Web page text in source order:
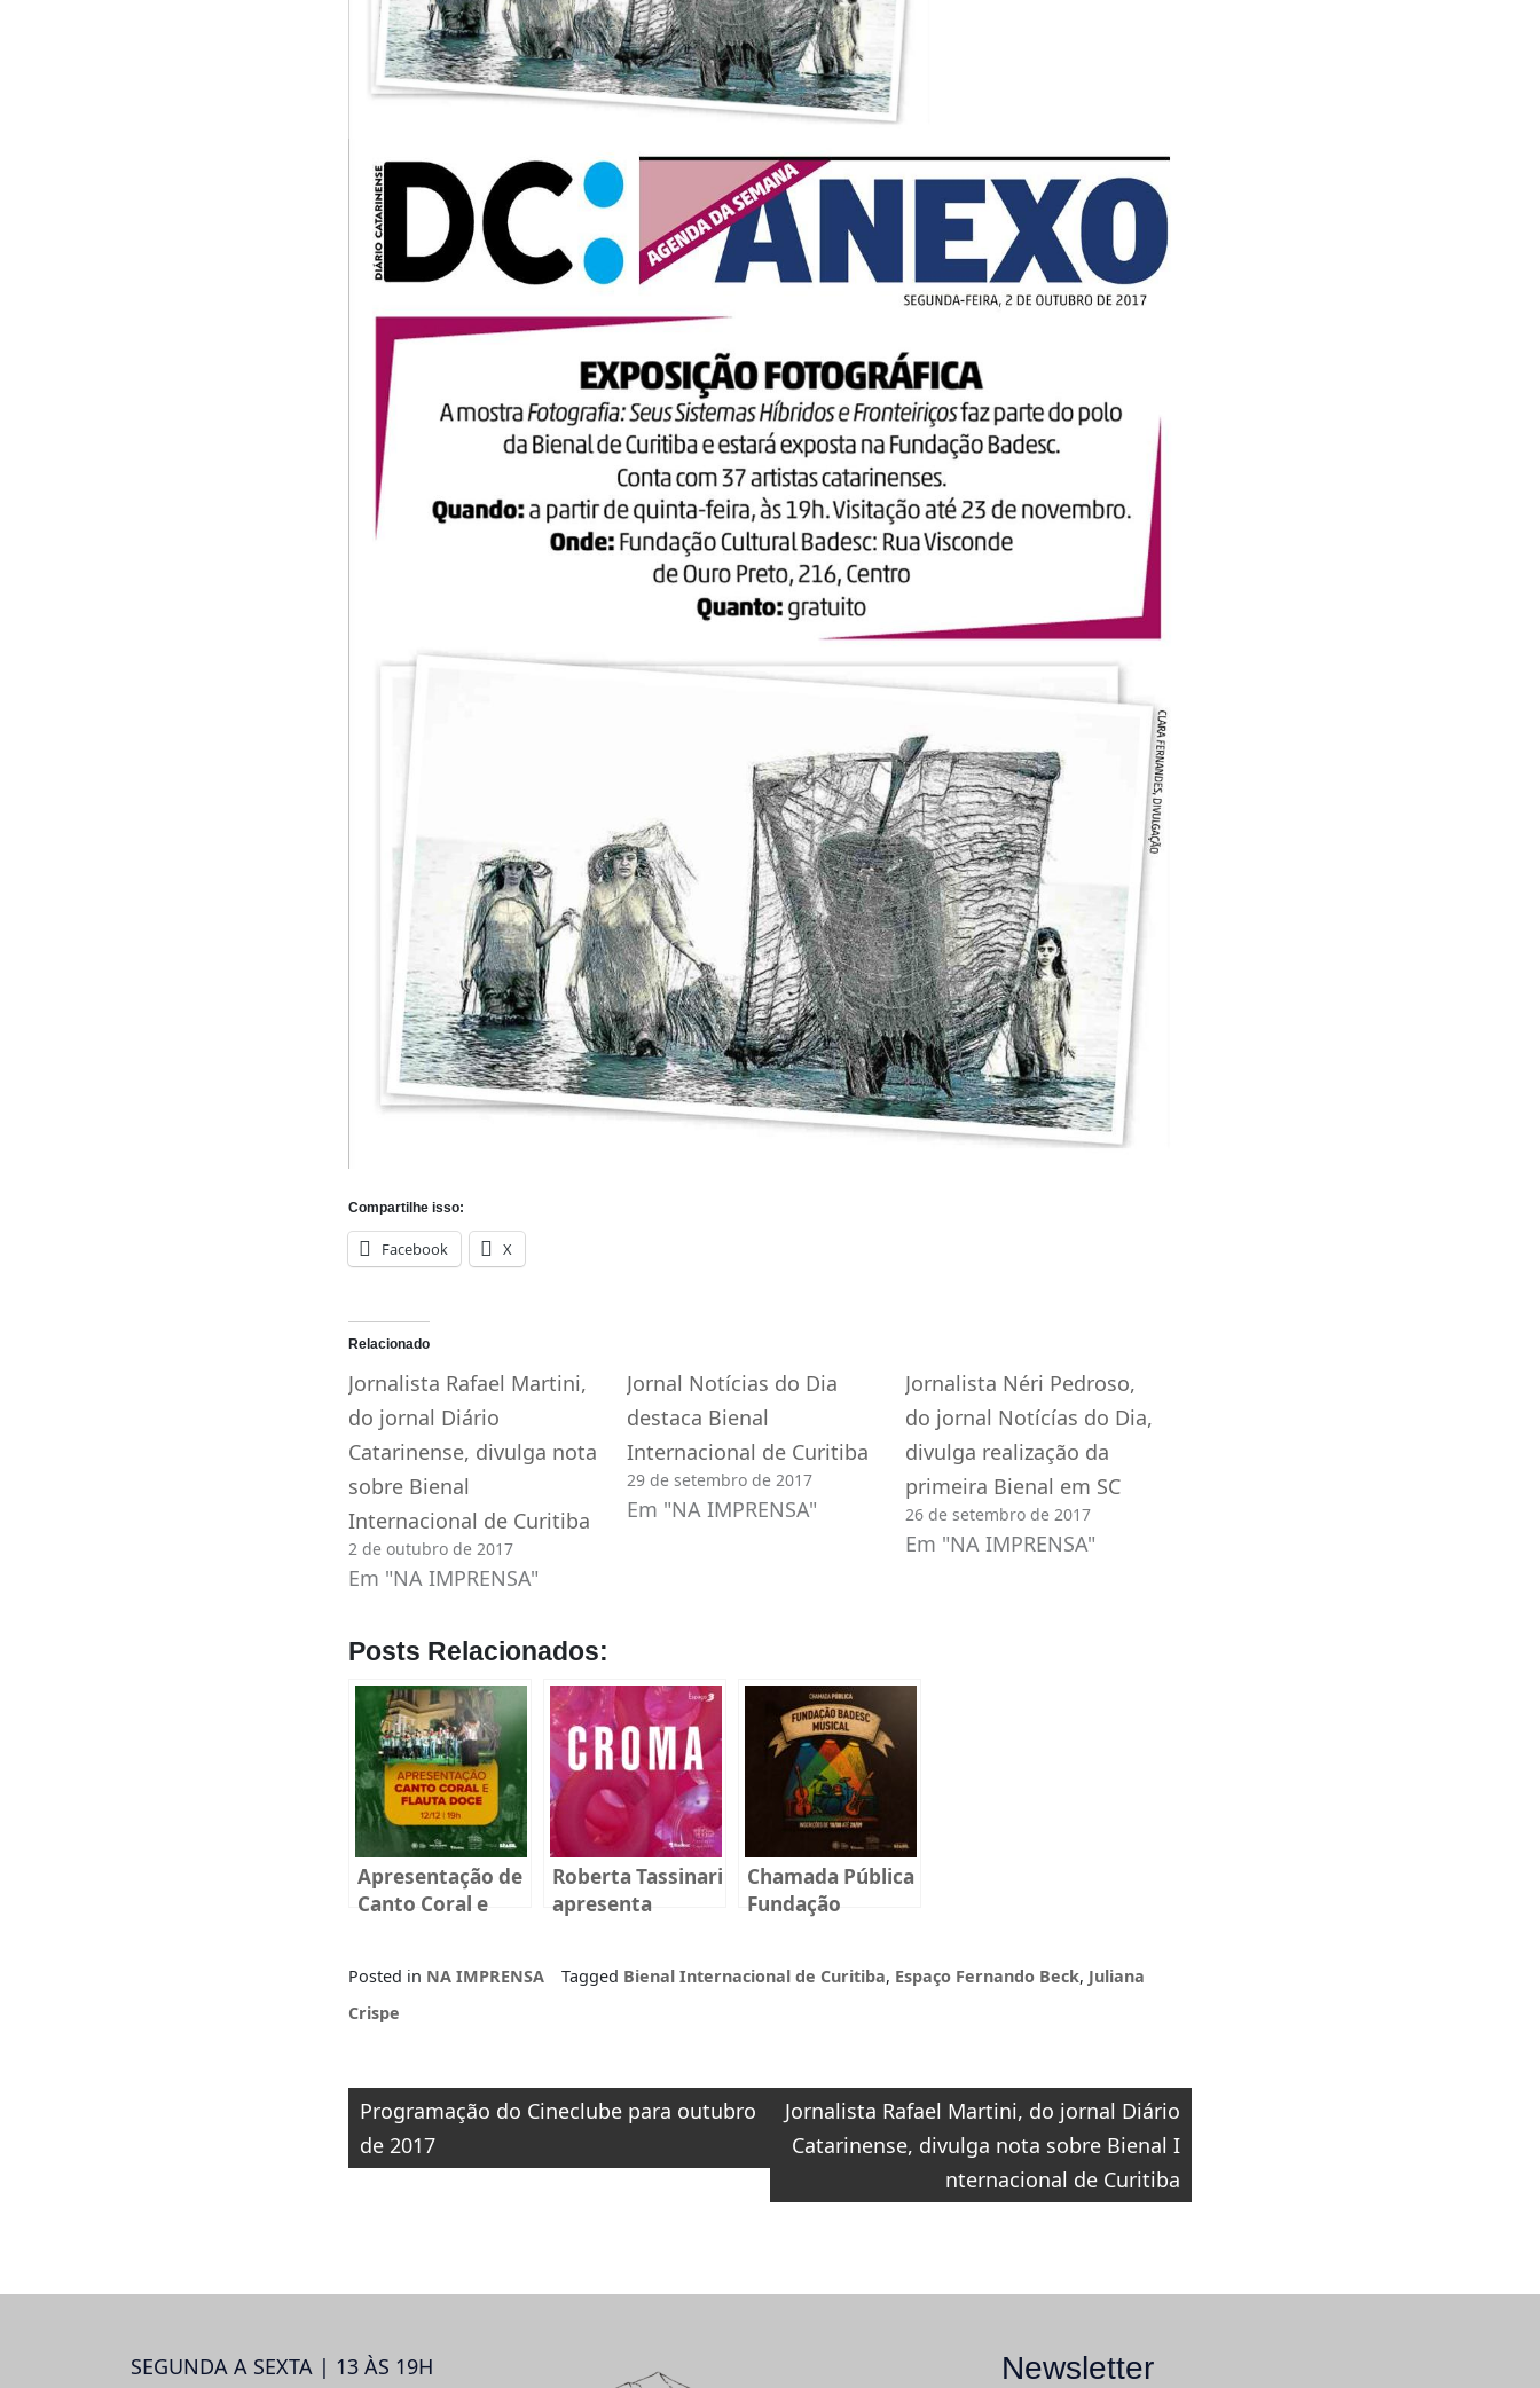
Compartilhe isso:
Facebook X
Relacionado
Jornalista Rafael Martini,
do jornal Diário
Catarinense, divulga nota
sobre Bienal
Internacional de Curitiba
2 de outubro de 2017
Em "NA IMPRENSA"
Jornal Notícias do Dia
destaca Bienal
Internacional de Curitiba
29 de setembro de 2017
Em "NA IMPRENSA"
Jornalista Néri Pedroso,
do jornal Notícías do Dia,
divulga realização da
primeira Bienal em SC
26 de setembro de 2017
Em "NA IMPRENSA"
Posts Relacionados:
Apresentação de
Canto Coral e
sexta-feira, dia
12 de dezembro,
Roberta Tassinari
apresenta
Fundação
Chamada Pública
Fundação
Posted in NA IMPRENSA Tagged Bienal Internacional de Curitiba, Espaço Fernando Beck, Juliana
Crispe
Navegação
de
Programação do Cineclube para outubro
de 2017
Jornalista Rafael Martini, do jornal Diário
Catarinense, divulga nota sobre Bienal I
nternacional de Curitiba
SEGUNDA A SEXTA | 13 ÀS 19H
Newsletter